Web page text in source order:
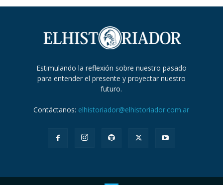
Estimulando la reflexión sobre nuestro pasado
para entender el presente y proyectar nuestro
futuro.
Contáctanos: elhistoriador@elhistoriador.com.ar